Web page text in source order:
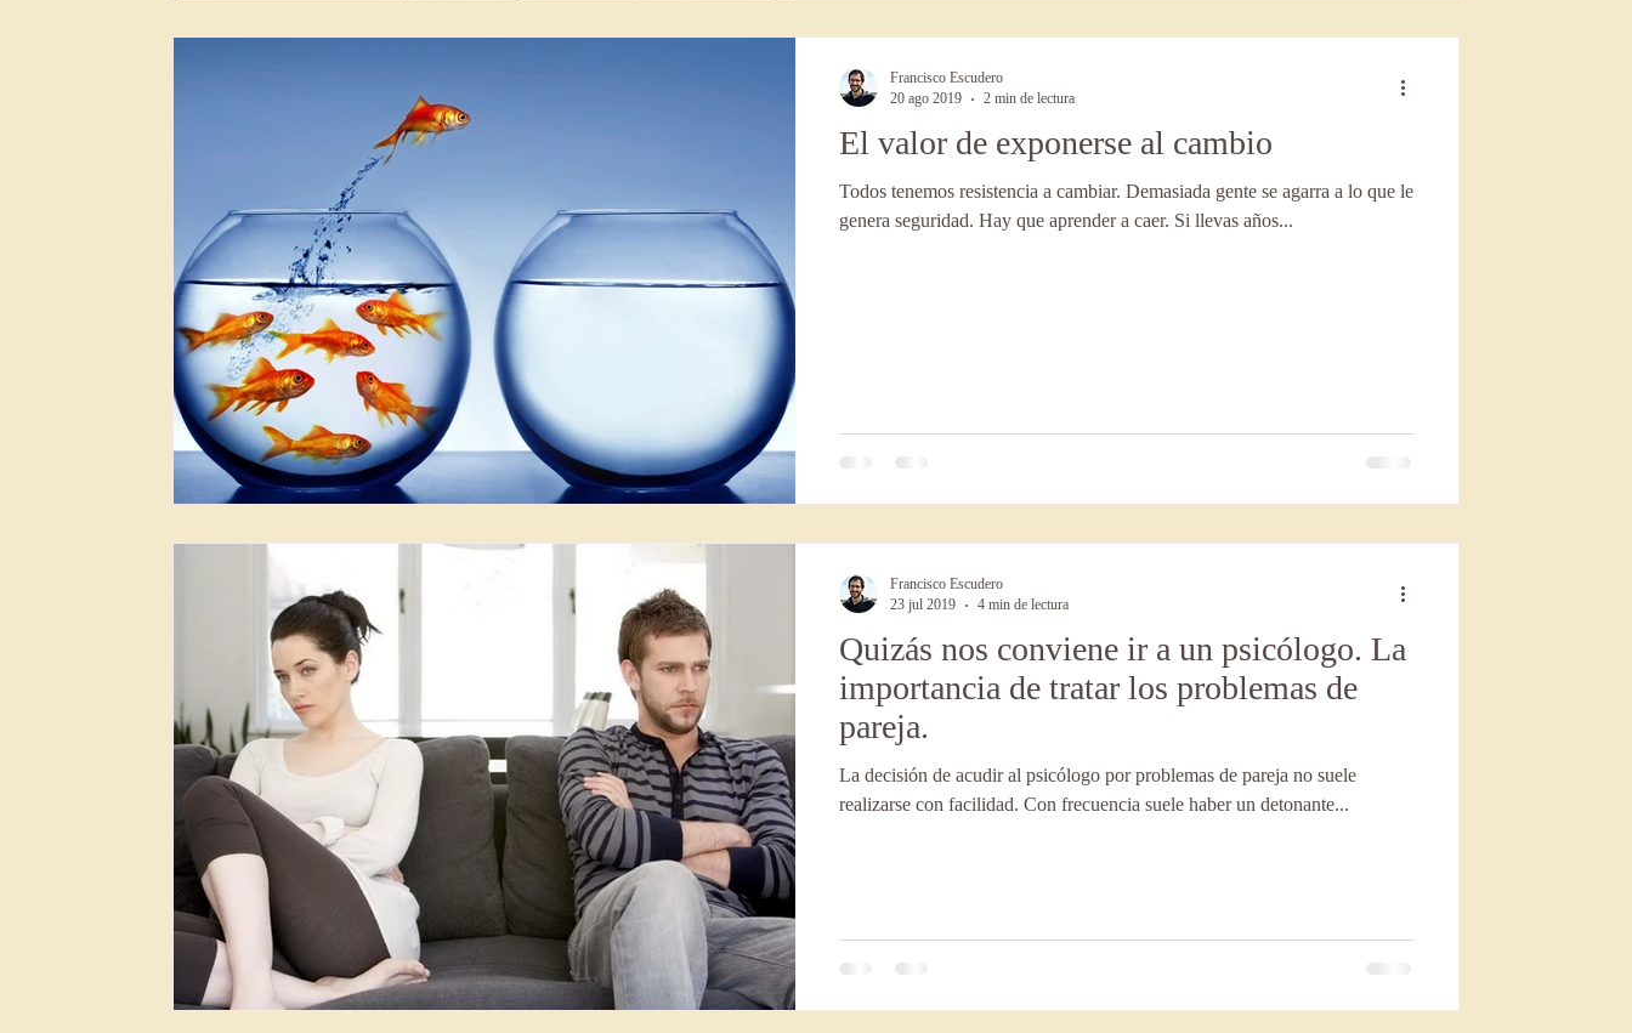
El valor de exponerse al cambio
Todos tenemos resistencia a cambiar. Demasiada gente se agarra a lo que le
genera seguridad. Hay que aprender a caer. Si llevas años...
Francisco Escudero
20 ago 2019
2 min de lectura
Quizás nos conviene ir a un psicólogo. La
importancia de tratar los problemas de
pareja.
La decisión de acudir al psicólogo por problemas de pareja no suele
realizarse con facilidad. Con frecuencia suele haber un detonante...
Francisco Escudero
23 jul 2019
4 min de lectura